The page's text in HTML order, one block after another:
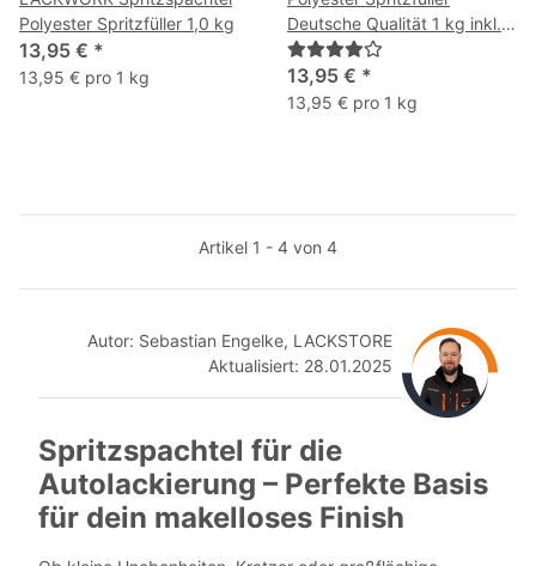
Polyester Spritzfüller 1,0 kg
13,95 € *
13,95 € pro 1 kg
Deutsche Qualität 1 kg inkl.
30 ml Härter
13,95 € *
13,95 € pro 1 kg
Artikel 1 - 4 von 4
Autor: Sebastian Engelke, LACKSTORE
Aktualisiert: 28.01.2025
Spritzspachtel für die
Autolackierung – Perfekte Basis
für dein makelloses Finish